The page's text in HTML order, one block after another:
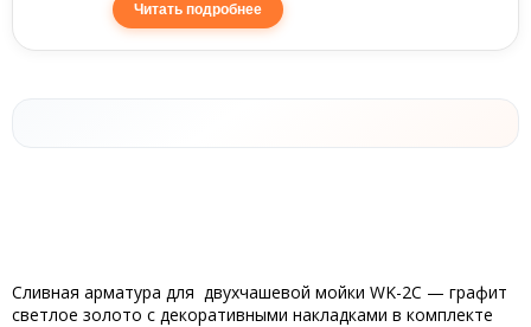
Читать подробнее
Сливная арматура для двухчашевой мойки WK-2C — графит
светлое золото с декоративными накладками в комплекте